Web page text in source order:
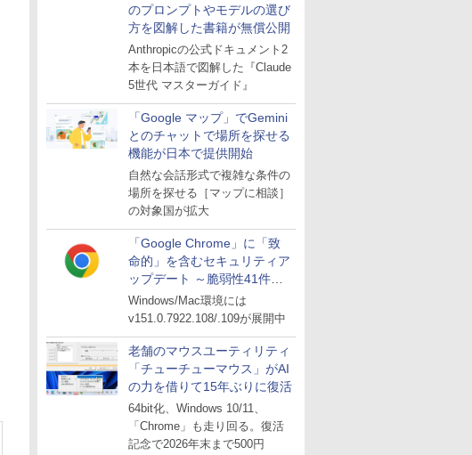
のプロンプトやモデルの選び
方を図解した書籍が無償公開
Anthropicの公式ドキュメント2
本を日本語で図解した『Claude
5世代 マスターガイド』
「Google マップ」でGemini
とのチャットで場所を探せる
機能が日本で提供開始
自然な会話形式で複雑な条件の
場所を探せる［マップに相談］
の対象国が拡大
「Google Chrome」に「致
命的」を含むセキュリティア
ップデート ～脆弱性41件に
対処
Windows/Mac環境には
v151.0.7922.108/.109が展開中
老舗のマウスユーティリティ
「チューチューマウス」がAI
の力を借りて15年ぶりに復活
64bit化、Windows 10/11、
「Chrome」も走り回る。復活
記念で2026年末まで500円